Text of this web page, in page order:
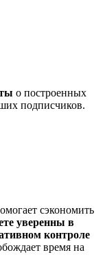
о построенных
подписчиков.
сэкономить
уверенны в
контроле
время на